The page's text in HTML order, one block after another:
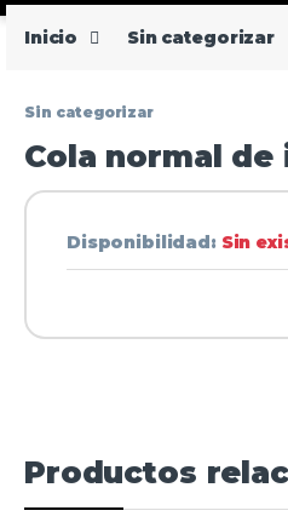
Inicio Sin categorizar
Sin categorizar
Cola normal
Disponibilidad: Sin
Productos